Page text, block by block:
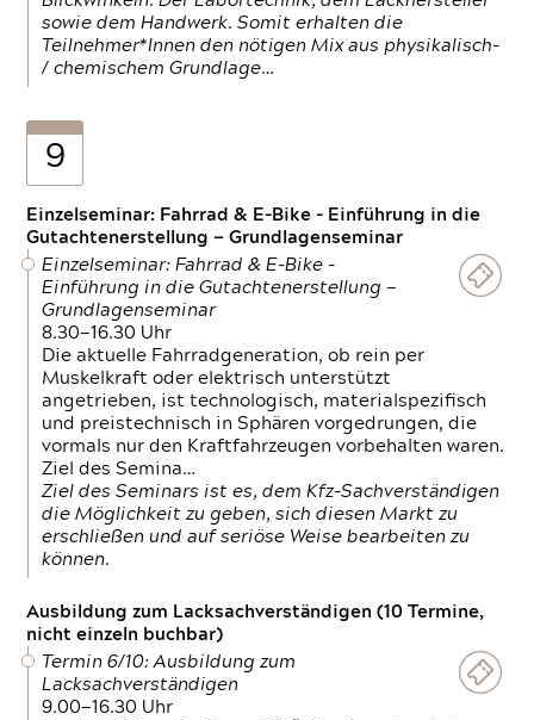
sowie dem Handwerk. Somit erhalten die
Teilnehmer*Innen den nötigen Mix aus physikalisch-
/ chemischem Grundlage…
9
Einzelseminar: Fahrrad & E-Bike - Einführung in die
Gutachtenerstellung — Grundlagenseminar
Einzelseminar: Fahrrad & E-Bike -
Einführung in die Gutachtenerstellung —
Grundlagenseminar
8.30—16.30 Uhr
Die aktuelle Fahrradgeneration, ob rein per
Muskelkraft oder elektrisch unterstützt
angetrieben, ist technologisch, materialspezifisch
und preistechnisch in Sphären vorgedrungen, die
vormals nur den Kraftfahrzeugen vorbehalten waren.
Ziel des Semina…
Ziel des Seminars ist es, dem Kfz-Sachverständigen
die Möglichkeit zu geben, sich diesen Markt zu
erschließen und auf seriöse Weise bearbeiten zu
können.
Ausbildung zum Lacksachverständigen (10 Termine,
nicht einzeln buchbar)
Termin 6/10: Ausbildung zum
Lacksachverständigen
9.00—16.30 Uhr